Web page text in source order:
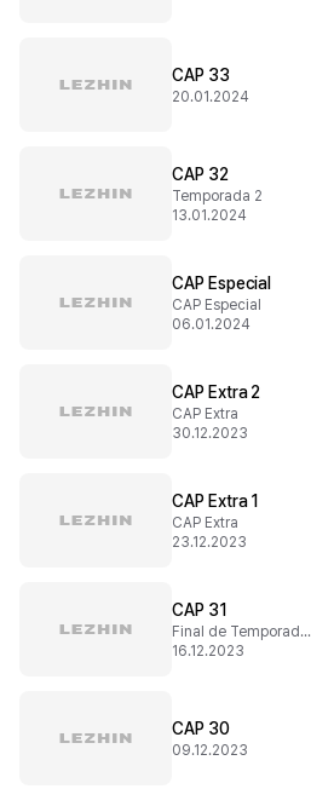
CAP 33
20.01.2024
CAP 32
Temporada 2
13.01.2024
CAP Especial
CAP Especial
06.01.2024
CAP Extra 2
CAP Extra
30.12.2023
CAP Extra 1
CAP Extra
23.12.2023
CAP 31
Final de Temporada 1
16.12.2023
CAP 30
09.12.2023